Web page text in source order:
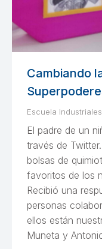
Cambiando
Escuela Industriales
El padre de un
través de
bolsas de
favoritos de los
Recibió una
personas
ellos están
Muneta y